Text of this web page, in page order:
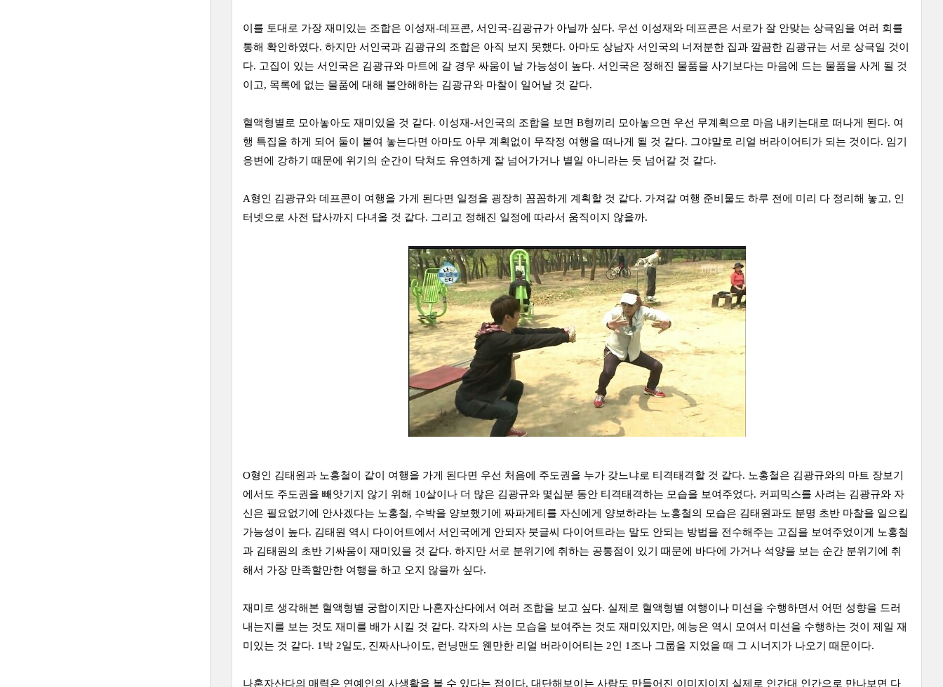
이를 토대로 가장 재미있는 조합은 이성재-데프콘, 서인국-김광규가 아닐까 싶다. 우선 이성재와 데프콘은 서로가 잘 안맞는 상극임을 여러 회를
통해 확인하였다. 하지만 서인국과 김광규의 조합은 아직 보지 못했다. 아마도 상남자 서인국의 너저분한 집과 깔끔한 김광규는 서로 상극일 것이
다. 고집이 있는 서인국은 김광규와 마트에 갈 경우 싸움이 날 가능성이 높다. 서인국은 정해진 물품을 사기보다는 마음에 드는 물품을 사게 될 것
이고, 목록에 없는 물품에 대해 불안해하는 김광규와 마찰이 일어날 것 같다.
혈액형별로 모아놓아도 재미있을 것 같다. 이성재-서인국의 조합을 보면 B형끼리 모아놓으면 우선 무계획으로 마음 내키는대로 떠나게 된다. 여
행 특집을 하게 되어 둘이 붙여 놓는다면 아마도 아무 계획없이 무작정 여행을 떠나게 될 것 같다. 그야말로 리얼 버라이어티가 되는 것이다. 임기
응변에 강하기 때문에 위기의 순간이 닥쳐도 유연하게 잘 넘어가거나 별일 아니라는 듯 넘어갈 것 같다.
A형인 김광규와 데프콘이 여행을 가게 된다면 일정을 굉장히 꼼꼼하게 계획할 것 같다. 가져갈 여행 준비물도 하루 전에 미리 다 정리해 놓고, 인
터넷으로 사전 답사까지 다녀올 것 같다. 그리고 정해진 일정에 따라서 움직이지 않을까.
O형인 김태원과 노홍철이 같이 여행을 가게 된다면 우선 처음에 주도권을 누가 갖느냐로 티격태격할 것 같다. 노홍철은 김광규와의 마트 장보기
에서도 주도권을 빼앗기지 않기 위해 10살이나 더 많은 김광규와 몇십분 동안 티격태격하는 모습을 보여주었다. 커피믹스를 사려는 김광규와 자
신은 필요없기에 안사겠다는 노홍철, 수박을 양보했기에 짜파게티를 자신에게 양보하라는 노홍철의 모습은 김태원과도 분명 초반 마찰을 일으킬
가능성이 높다. 김태원 역시 다이어트에서 서인국에게 안되자 붓글씨 다이어트라는 말도 안되는 방법을 전수해주는 고집을 보여주었이게 노홍철
과 김태원의 초반 기싸움이 재미있을 것 같다. 하지만 서로 분위기에 취하는 공통점이 있기 때문에 바다에 가거나 석양을 보는 순간 분위기에 취
해서 가장 만족할만한 여행을 하고 오지 않을까 싶다.
재미로 생각해본 혈액형별 궁합이지만 나혼자산다에서 여러 조합을 보고 싶다. 실제로 혈액형별 여행이나 미션을 수행하면서 어떤 성향을 드러
내는지를 보는 것도 재미를 배가 시킬 것 같다. 각자의 사는 모습을 보여주는 것도 재미있지만, 예능은 역시 모여서 미션을 수행하는 것이 제일 재
미있는 것 같다. 1박 2일도, 진짜사나이도, 런닝맨도 웬만한 리얼 버라이어티는 2인 1조나 그룹을 지었을 때 그 시너지가 나오기 때문이다.
나혼자산다의 매력은 연예인의 사생활을 볼 수 있다는 점이다. 대단해보이는 사람도 만들어진 이미지이지 실제로 인간대 인간으로 만나보면 다